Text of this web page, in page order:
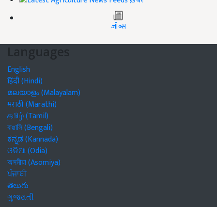
जॉब्स
Languages
English
हिंदी (Hindi)
മലയാളം (Malayalam)
मराठी (Marathi)
தமிழ் (Tamil)
বাঙালি (Bengali)
ಕನ್ನಡ (Kannada)
ଓଡିଆ (Odia)
অসমীয়া (Asomiya)
ਪੰਜਾਬੀ
తెలుగు
ગુજરાતી